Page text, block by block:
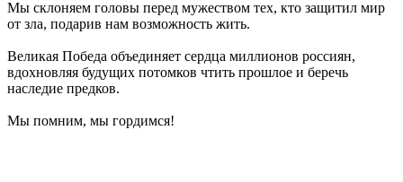
Мы склоняем головы перед мужеством тех, кто защитил мир
от зла, подарив нам возможность жить.
Великая Победа объединяет сердца миллионов россиян,
вдохновляя будущих потомков чтить прошлое и беречь
наследие предков.
Мы помним, мы гордимся!